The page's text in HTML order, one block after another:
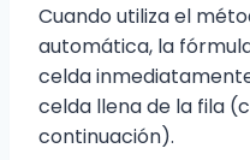
Cuando utiliza el
automática, la
celda
celda llena de la fila
continuación).